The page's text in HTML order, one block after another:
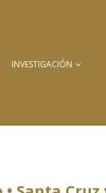
INVESTIGACIÓN